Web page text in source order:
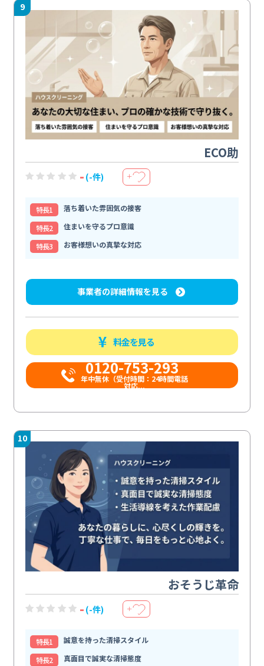
9
ECO助
- (-件) ＋
特⻑1
落ち着いた雰囲気の接客
特⻑2
住まいを守るプロ意識
特⻑3
お客様想いの真摯な対応
事業者の詳細情報を見る
料金を見る
0120-753-293
年中無休（受付時間：24時間電話
対応...
10
おそうじ革命
- (-件) ＋
特⻑1
誠意を持った清掃スタイル
特⻑2
真面目で誠実な清掃態度